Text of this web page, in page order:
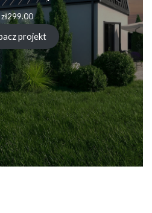
zł299.00
projekt